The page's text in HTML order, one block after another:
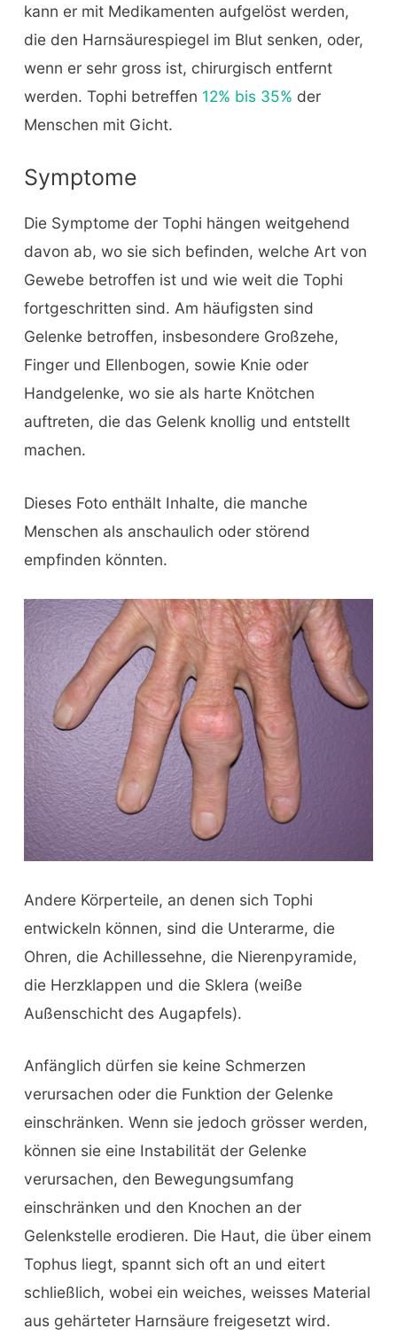
kann er mit Medikamenten aufgelöst werden,
die den Harnsäurespiegel im Blut senken, oder,
wenn er sehr gross ist, chirurgisch entfernt
werden. Tophi betreffen 12% bis 35% der
Menschen mit Gicht.
Symptome
Die Symptome der Tophi hängen weitgehend
davon ab, wo sie sich befinden, welche Art von
Gewebe betroffen ist und wie weit die Tophi
fortgeschritten sind. Am häufigsten sind
Gelenke betroffen, insbesondere Großzehe,
Finger und Ellenbogen, sowie Knie oder
Handgelenke, wo sie als harte Knötchen
auftreten, die das Gelenk knollig und entstellt
machen.
Dieses Foto enthält Inhalte, die manche
Menschen als anschaulich oder störend
empfinden könnten.
Andere Körperteile, an denen sich Tophi
entwickeln können, sind die Unterarme, die
Ohren, die Achillessehne, die Nierenpyramide,
die Herzklappen und die Sklera (weiße
Außenschicht des Augapfels).
Anfänglich dürfen sie keine Schmerzen
verursachen oder die Funktion der Gelenke
einschränken. Wenn sie jedoch grösser werden,
können sie eine Instabilität der Gelenke
verursachen, den Bewegungsumfang
einschränken und den Knochen an der
Gelenkstelle erodieren. Die Haut, die über einem
Tophus liegt, spannt sich oft an und eitert
schließlich, wobei ein weiches, weisses Material
aus gehärteter Harnsäure freigesetzt wird.